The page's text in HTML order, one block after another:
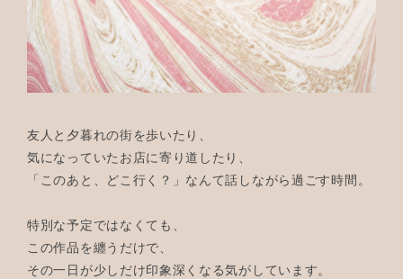
友人と夕暮れの街を歩いたり、
気になっていたお店に寄り道したり、
「このあと、どこ行く？」なんて話しながら過ごす時間。
特別な予定ではなくても、
この作品を纏うだけで、
その一日が少しだけ印象深くなる気がしています。